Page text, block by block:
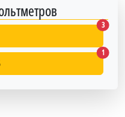
3В1-8
1В1-15